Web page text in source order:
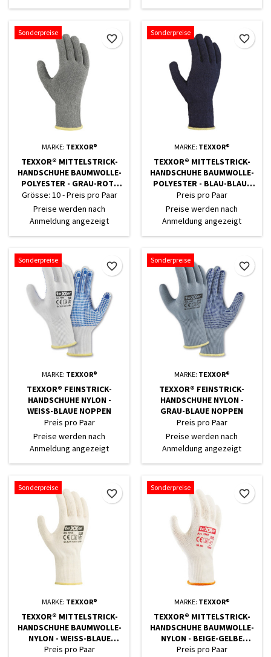
Sonderpreise
MARKE: TEXXOR®
TEXXOR® MITTELSTRICK-
HANDSCHUHE BAUMWOLLE-
POLYESTER - GRAU-ROTE
NOPPEN
Grösse: 10 - Preis pro Paar
Preise werden nach
Anmeldung angezeigt
favorite_border
Sonderpreise
MARKE: TEXXOR®
TEXXOR® MITTELSTRICK-
HANDSCHUHE BAUMWOLLE-
POLYESTER - BLAU-BLAUE
NOPPEN
Preis pro Paar
Preise werden nach
Anmeldung angezeigt
favorite_border
Sonderpreise
MARKE: TEXXOR®
TEXXOR® FEINSTRICK-
HANDSCHUHE NYLON -
WEISS-BLAUE NOPPEN
Preis pro Paar
Preise werden nach
Anmeldung angezeigt
favorite_border
Sonderpreise
MARKE: TEXXOR®
TEXXOR® FEINSTRICK-
HANDSCHUHE NYLON -
GRAU-BLAUE NOPPEN
Preis pro Paar
Preise werden nach
Anmeldung angezeigt
favorite_border
Sonderpreise
MARKE: TEXXOR®
TEXXOR® MITTELSTRICK-
HANDSCHUHE BAUMWOLLE-
NYLON - WEISS-BLAUE N
OPPEN
Preis pro Paar
favorite_border
Sonderpreise
MARKE: TEXXOR®
TEXXOR® MITTELSTRICK-
HANDSCHUHE BAUMWOLLE-
NYLON - BEIGE-GELBE
NOPPEN
Preis pro Paar
favorite_border